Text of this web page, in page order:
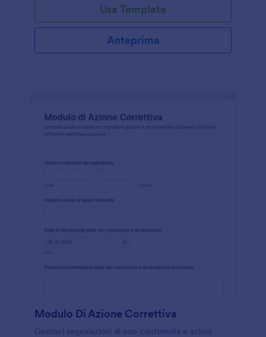
Usa Template
Anteprima
Modulo Di Azione Correttiva
Gestisci segnalazioni di non conformità e azioni